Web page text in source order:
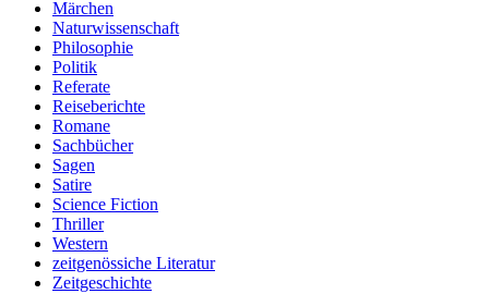
Märchen
Naturwissenschaft
Philosophie
Politik
Referate
Reiseberichte
Romane
Sachbücher
Sagen
Satire
Science Fiction
Thriller
Western
zeitgenössiche Literatur
Zeitgeschichte